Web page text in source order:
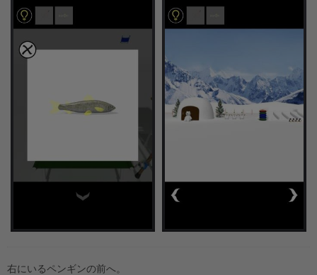
右にいるペンギンの前へ。